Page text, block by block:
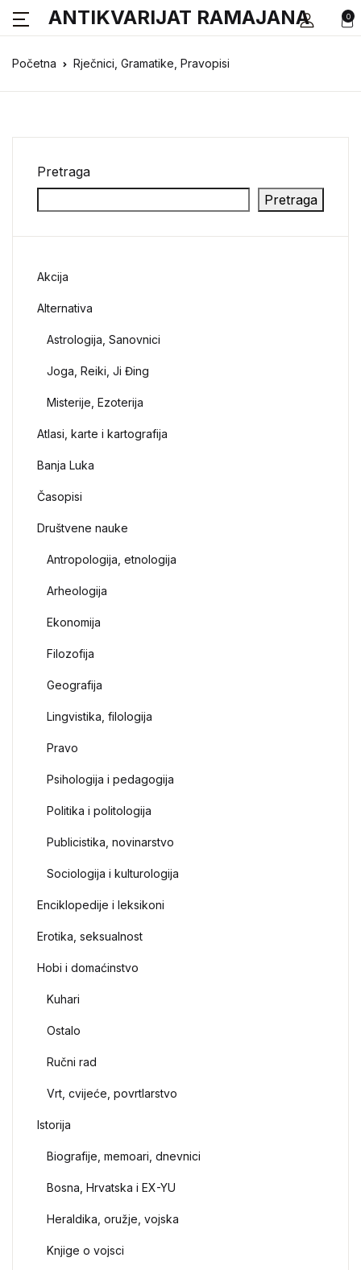
0
ANTIKVARIJAT RAMAJANA
Početna Rječnici, Gramatike, Pravopisi
Pretraga
Pretraga
Akcija
Alternativa
Astrologija, Sanovnici
Joga, Reiki, Ji Đing
Misterije, Ezoterija
Atlasi, karte i kartografija
Banja Luka
Časopisi
Društvene nauke
Antropologija, etnologija
Arheologija
Ekonomija
Filozofija
Geografija
Lingvistika, filologija
Pravo
Psihologija i pedagogija
Politika i politologija
Publicistika, novinarstvo
Sociologija i kulturologija
Enciklopedije i leksikoni
Erotika, seksualnost
Hobi i domaćinstvo
Kuhari
Ostalo
Ručni rad
Vrt, cvijeće, povrtlarstvo
Istorija
Biografije, memoari, dnevnici
Bosna, Hrvatska i EX-YU
Heraldika, oružje, vojska
Knjige o vojsci